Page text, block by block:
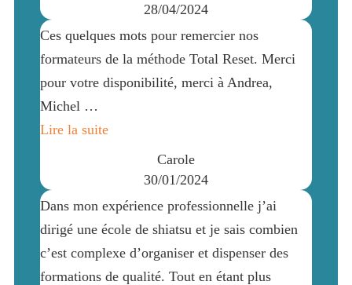
28/04/2024
Ces quelques mots pour remercier nos
formateurs de la méthode Total Reset. Merci
pour votre disponibilité, merci à Andrea,
Michel …
Lire la suite
Carole
30/01/2024
Dans mon expérience professionnelle j’ai
dirigé une école de shiatsu et je sais combien
c’est complexe d’organiser et dispenser des
formations de qualité. Tout en étant plus